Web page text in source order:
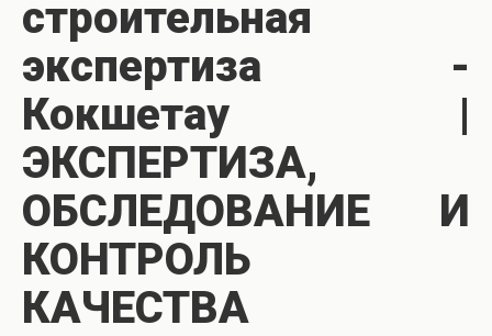
строительная
экспертиза -
Кокшетау |
ЭКСПЕРТИЗА,
ОБСЛЕДОВАНИЕ И
КОНТРОЛЬ
КАЧЕСТВА